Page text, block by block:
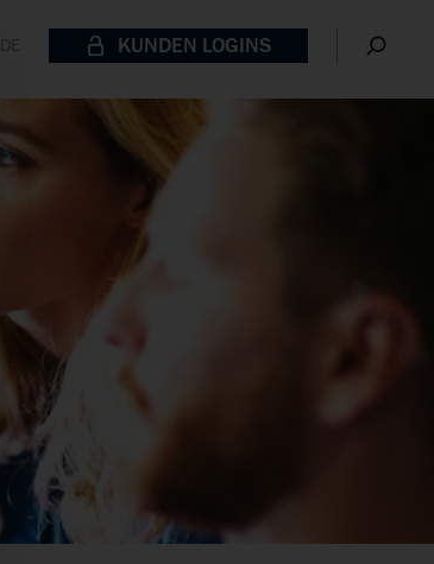
KUNDEN LOGINS
Button wird der Dialog geschlossen. Seine Funktionalität ist
Die erste Service-Gruppe ist essenziell